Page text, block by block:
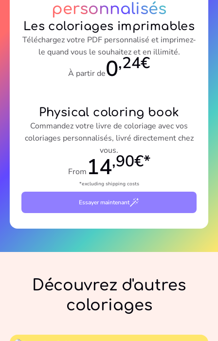
personnalisés
Les coloriages imprimables
Téléchargez votre PDF personnalisé et imprimez-
le quand vous le souhaitez et en illimité.
À partir de0,24€
Physical coloring book
Commandez votre livre de coloriage avec vos
coloriages personnalisés, livré directement chez
vous.
From 14,90€*
*excluding shipping costs
Essayer maintenant
Découvrez d'autres
coloriages